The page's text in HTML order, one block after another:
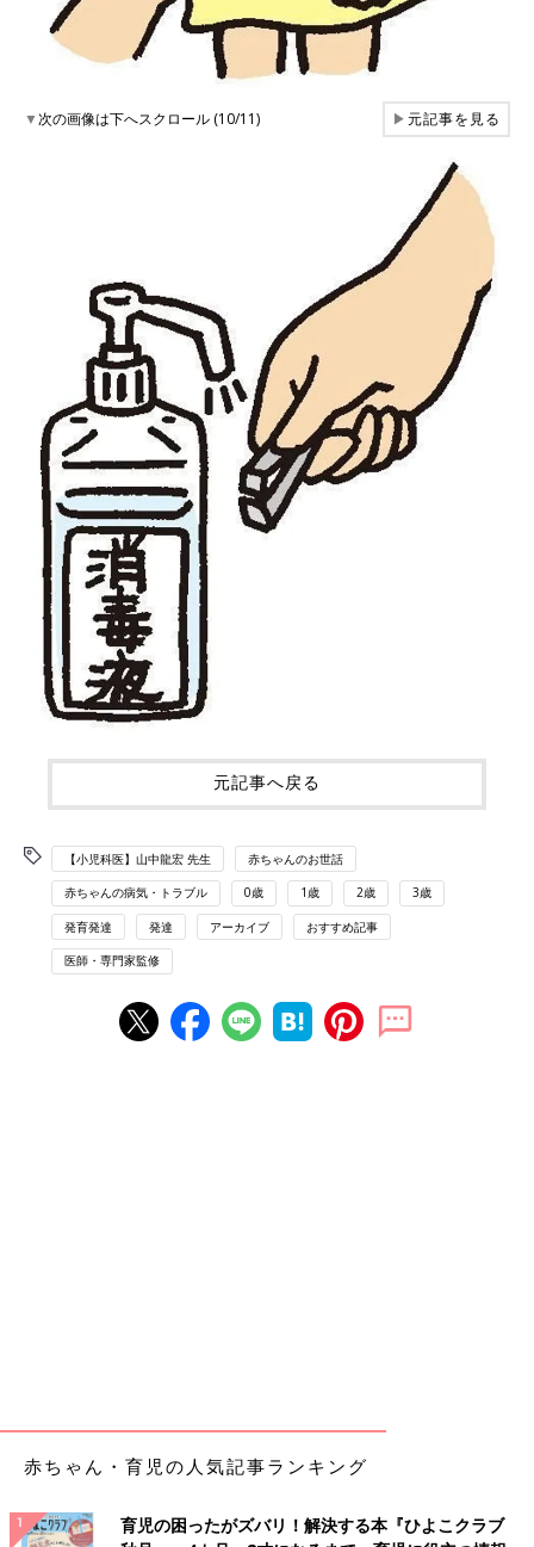
▼次の画像は下へスクロール (10/11) ▶元記事を見る
元記事へ戻る
【小児科医】山中龍宏 先生 赤ちゃんのお世話
赤ちゃんの病気・トラブル 0歳 1歳 2歳 3歳
発育発達 発達 アーカイブ おすすめ記事
医師・専門家監修
赤ちゃん・育児の人気記事ランキング
育児の困ったがズバリ！解決する本『ひよこクラブ